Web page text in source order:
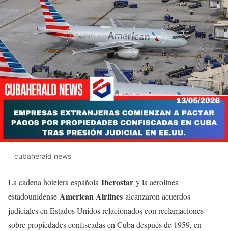
cubaherald news
La cadena hotelera española Iberostar y la aerolínea
estadounidense American Airlines alcanzaron acuerdos
judiciales en Estados Unidos relacionados con reclamaciones
sobre propiedades confiscadas en Cuba después de 1959, en